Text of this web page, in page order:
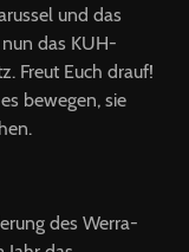
und das
das KUH-
Freut Euch drauf!
bewegen, sie
des Werra-